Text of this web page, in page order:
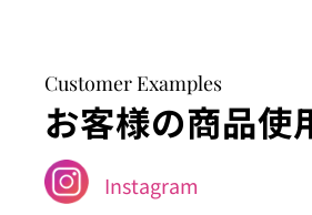
Customer Examples
お客様の商品使
Instagram